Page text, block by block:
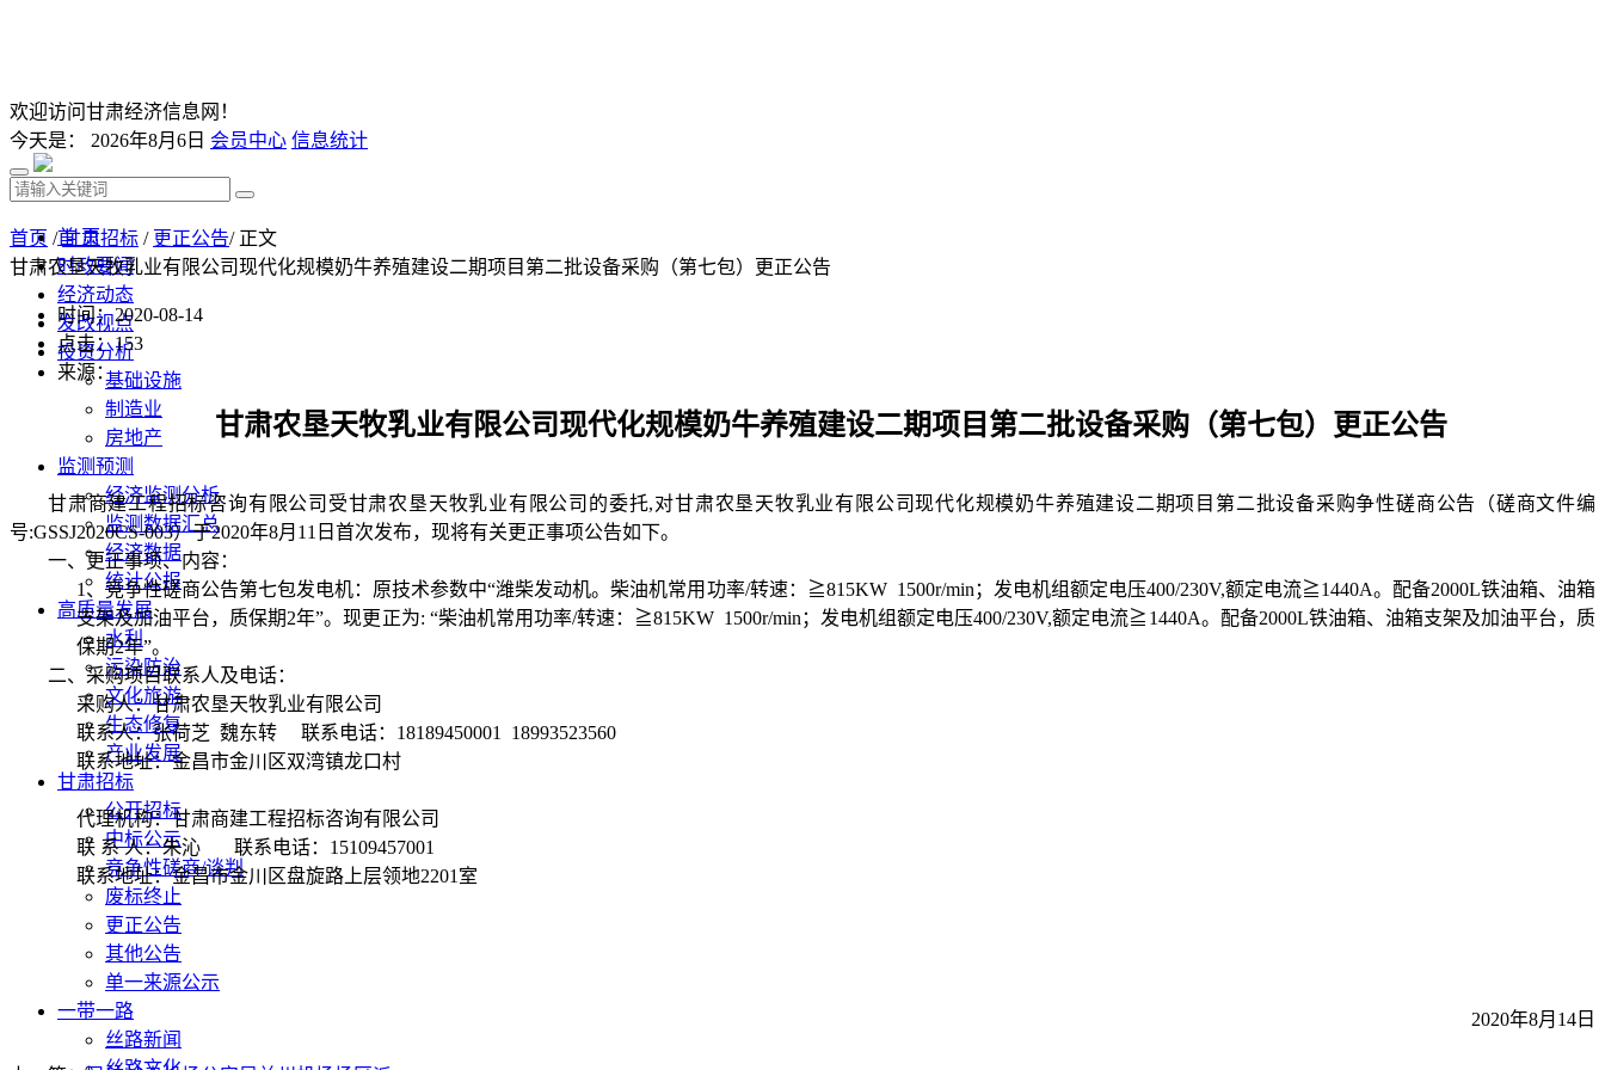
欢迎访问甘肃经济信息网！
今天是： 2026年8月6日 会员中心 信息统计
首 页
时政要闻
经济动态
发改视点
投资分析
基础设施
制造业
房地产
监测预测
经济监测分析
监测数据汇总
经济数据
统计公报
高质量发展
水利
污染防治
文化旅游
生态修复
产业发展
甘肃招标
公开招标
中标公示
竞争性磋商/谈判
废标终止
更正公告
其他公告
单一来源公示
一带一路
丝路新闻
首页 /甘肃招标 / 更正公告/ 正文
甘肃农垦天牧乳业有限公司现代化规模奶牛养殖建设二期项目第二批设备采购（第七包）更正公告
时间：2020-08-14
点击：153
来源：
甘肃农垦天牧乳业有限公司现代化规模奶牛养殖建设二期项目第二批设备采购（第七包）更正公告
甘肃商建工程招标咨询有限公司受甘肃农垦天牧乳业有限公司的委托,对甘肃农垦天牧乳业有限公司现代化规模奶牛养殖建设二期项目第二批设备采购争性磋商公告（磋商文件编
号:GSSJ2020CS-003）于2020年8月 11 日首次发布，现将有关更正事项公告如下。
一、更正事项、内容：
1、竞争性磋商公告第七包发电机：原技术参数中“潍柴发动机。柴油机常用功率/转速：≧815KW 1500r/min ；发电机组额定电压400/230V,额定电流≧1440A。配备2000L铁油箱、油箱
支架及加油平台，质保期2年”。现更正为: “柴油机常用功率/转速：≧815KW 1500r/min ；发电机组额定电压400/230V,额定电流≧ 1440A。配备2000L铁油箱、油箱支架及加油平台，质
保期2年”。
二、采购项目联系人及电话：
采购人：甘肃农垦天牧乳业有限公司
联系人：张荷芝 魏东转 联系电话： 18189450001 18993523560
联系地址：金昌市金川区双湾镇龙口村
代理机构：甘肃商建工程招标咨询有限公司
联 系 人：朱沁
联系电话： 15109457001
联系地址：金昌市金川区盘旋路上层领地2201 室
2020年8月 14 日